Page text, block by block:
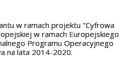
w ramach projektu "Cyfrowa
w ramach Europejskiego
Programu Operacyjnego
na lata 2014-2020.